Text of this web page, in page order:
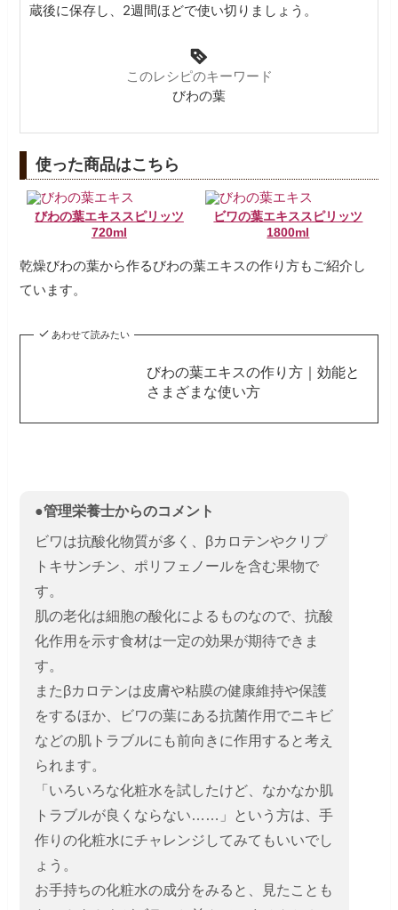
蔵後に保存し、2週間ほどで使い切りましょう。
このレシピのキーワード
びわの葉
使った商品はこちら
びわの葉エキススピリッツ
720ml
ビワの葉エキススピリッツ
1800ml
乾燥びわの葉から作るびわの葉エキスの作り方もご紹介し
ています。
あわせて読みたい
びわの葉エキスの作り方｜効能と
さまざまな使い方
●管理栄養士からのコメント
ビワは抗酸化物質が多く、βカロテンやクリプ
トキサンチン、ポリフェノールを含む果物で
す。
肌の老化は細胞の酸化によるものなので、抗酸
化作用を示す食材は一定の効果が期待できま
す。
またβカロテンは皮膚や粘膜の健康維持や保護
をするほか、ビワの葉にある抗菌作用でニキビ
などの肌トラブルにも前向きに作用すると考え
られます。
「いろいろな化粧水を試したけど、なかなか肌
トラブルが良くならない……」という方は、手
作りの化粧水にチャレンジしてみてもいいでし
ょう。
お手持ちの化粧水の成分をみると、見たことも